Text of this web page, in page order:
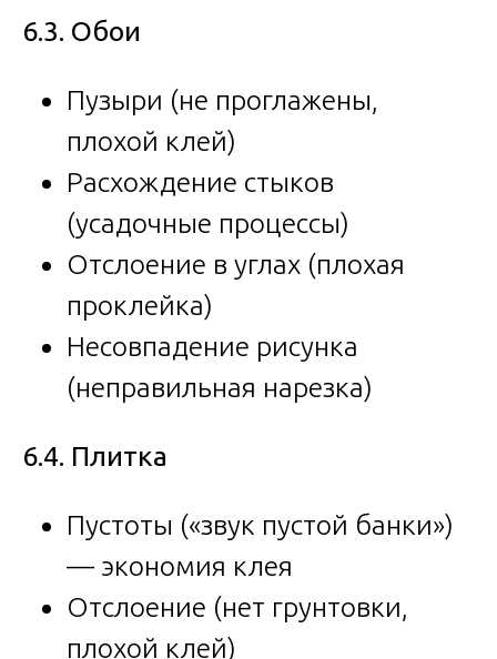
6.3. Обои
Пузыри (не проглажены,
плохой клей)
Расхождение стыков
(усадочные процессы)
Отслоение в углах (плохая
проклейка)
Несовпадение рисунка
(неправильная нарезка)
6.4. Плитка
Пустоты («звук пустой банки»)
— экономия клея
Отслоение (нет грунтовки,
плохой клей)